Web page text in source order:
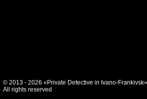
© 2013 - 2026 «Private Detective in Ivano-Frankivsk»
All rights reserved